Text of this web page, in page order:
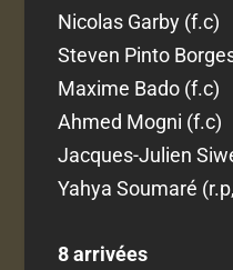
Nicolas Garby (f.c)
Steven Pinto
Maxime Bado (f.c)
Ahmed Mogni (f.c)
Jacques-Julien
Yahya Soumaré
8 arrivées